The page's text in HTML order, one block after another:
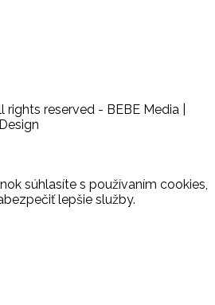
reserved - BEBE Media |
súhlasíte s používaním cookies,
lepšie služby.